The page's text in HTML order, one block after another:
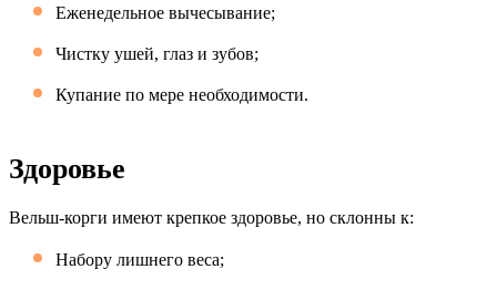
Еженедельное вычесывание;
Чистку ушей, глаз и зубов;
Купание по мере необходимости.
Здоровье
Вельш-корги имеют крепкое здоровье, но склонны к:
Набору лишнего веса;